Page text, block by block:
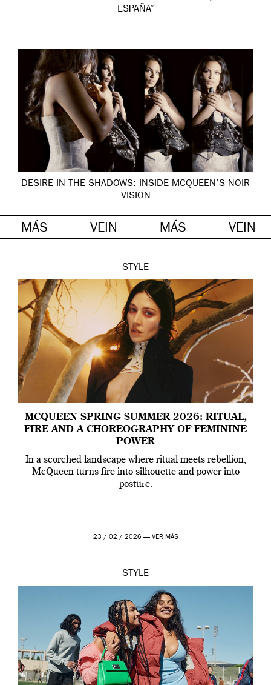
ESPAÑA”
DESIRE IN THE SHADOWS: INSIDE MCQUEEN’S NOIR
VISION
MÁS VEIN MÁS VEIN
STYLE
MCQUEEN SPRING SUMMER 2026: RITUAL,
FIRE AND A CHOREOGRAPHY OF FEMININE
POWER
In a scorched landscape where ritual meets rebellion,
McQueen turns fire into silhouette and power into
posture.
23 / 02 / 2026 — VER MÁS
STYLE